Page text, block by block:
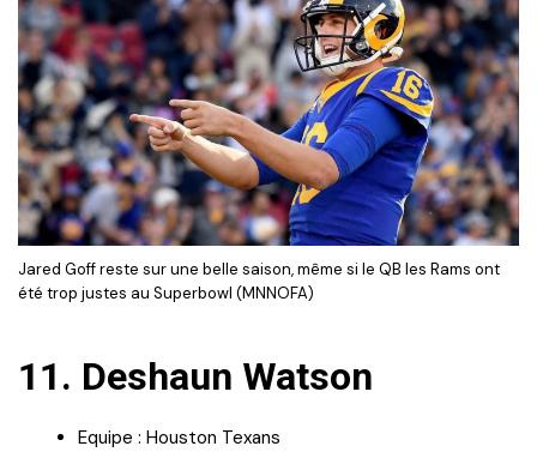
Jared Goff reste sur une belle saison, même si le QB les Rams ont
été trop justes au Superbowl (MNNOFA)
11. Deshaun Watson
Equipe : Houston Texans